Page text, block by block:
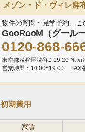
メゾン・ド・ヴィレ麻
物件の質問・見学予約、
GooRooM（グール
0120-868-
東京都渋谷区渋谷2-19-20 Navi
営業時間：10:00~19:00
FAX
初期費用
家賃